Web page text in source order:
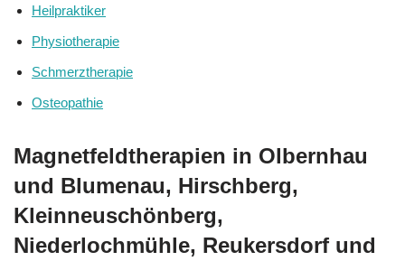
Heilpraktiker
Physiotherapie
Schmerztherapie
Osteopathie
Magnetfeldtherapien in Olbernhau
und Blumenau, Hirschberg,
Kleinneuschönberg,
Niederlochmühle, Reukersdorf und